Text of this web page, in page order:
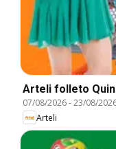
Arteli folleto
07/08/2026-23/08/
Arteli